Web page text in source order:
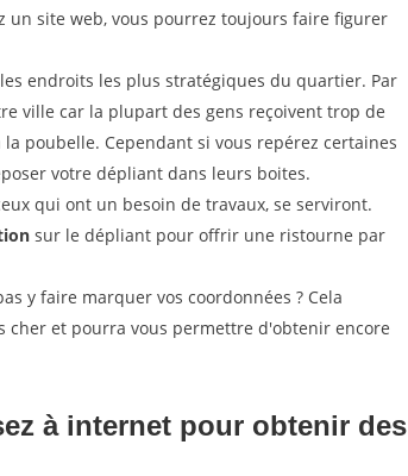
un site web, vous pourrez toujours faire figurer
endroits les plus stratégiques du quartier. Par
ville car la plupart des gens reçoivent trop de
poubelle. Cependant si vous repérez certaines
votre dépliant dans leurs boites.
qui ont un besoin de travaux, se serviront.
sur le dépliant pour offrir une ristourne par
y faire marquer vos coordonnées ? Cela
cher et pourra vous permettre d'obtenir encore
à internet pour obtenir des